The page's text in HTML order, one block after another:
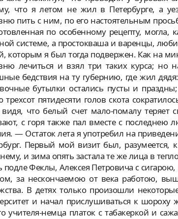
что я летом не жил в Петербурге, а
пить с ним, по его настоятельным
по особенному рецепту, могла,
системе, а простокваша и варенцы,
которым я был тогда подвержен. Как на
лечиться и взял три таких курса; но
бедствия на ту губернию, где жил
бутылки остались пусты и
трехсот пятидесяти голов скота
что белый счет мало-помалу теряет
с горя также пал вместе с
— Остаток лета я употребил на
Первый мой визит был,
и зима опять застала те же лица в
подле Феклы, Алексея Петровича с
за нескончаемою от века работою,
В детях только произошли
и начал прислушиваться к шороху
учителя-немца платок с табакеркой и